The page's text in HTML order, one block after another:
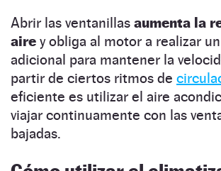
Abrir las ventanillas aumenta la
aire y obliga al motor a realizar
adicional para mantener la
partir de ciertos ritmos de
eficiente es utilizar el aire
viajar continuamente con las
bajadas.